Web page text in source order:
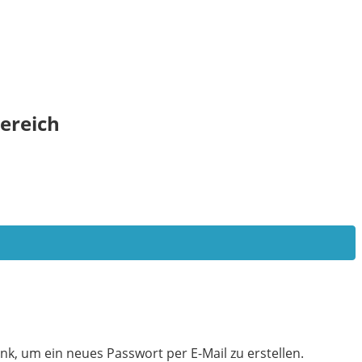
um ein neues Passwort per E-Mail zu erstellen.